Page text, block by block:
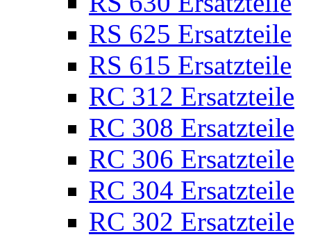
RS 625 Ersatzteile
RS 615 Ersatzteile
RC 312 Ersatzteile
RC 308 Ersatzteile
RC 306 Ersatzteile
RC 304 Ersatzteile
RC 302 Ersatzteile